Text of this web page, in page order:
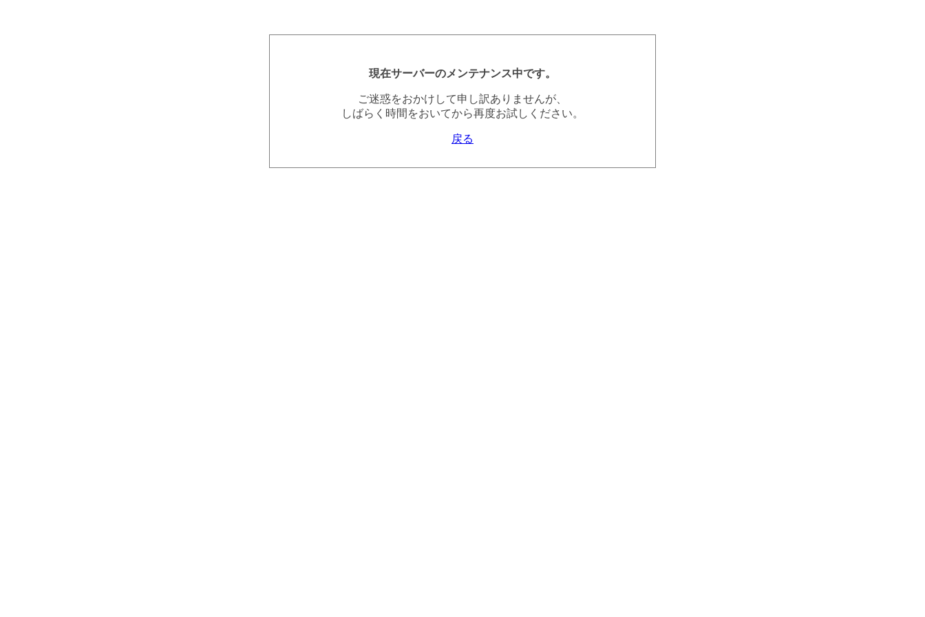
現在サーバーのメンテナンス中です。
ご迷惑をおかけして申し訳ありませんが、
しばらく時間をおいてから再度お試しください。
戻る